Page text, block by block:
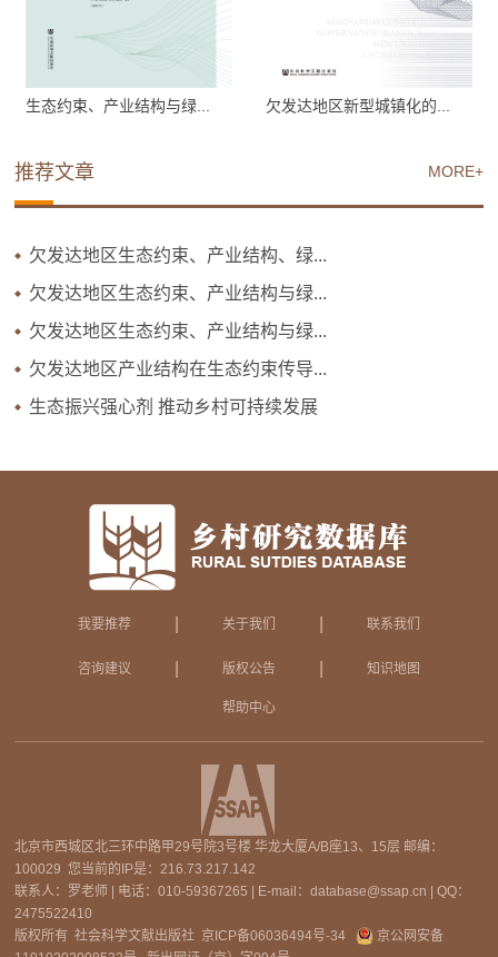
生态约束、产业结构与绿... 欠发达地区新型城镇化的...
MORE+
推荐文章
欠发达地区生态约束、产业结构、绿...
欠发达地区生态约束、产业结构与绿...
欠发达地区生态约束、产业结构与绿...
欠发达地区产业结构在生态约束传导...
生态振兴强心剂 推动乡村可持续发展
我要推荐 关于我们 联系我们
咨询建议 版权公告 知识地图
帮助中心
北京市西城区北三环中路甲29号院3号楼 华龙大厦A/B座13、15层 邮编：
100029 您当前的IP是： 216.73.217.142
联系人：罗老师 | 电话：010-59367265 | E-mail：database@ssap.cn | QQ：
2475522410
版权所有 社会科学文献出版社 京ICP备06036494号-34
京公网安备